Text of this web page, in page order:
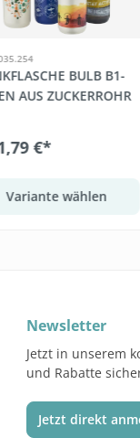
BULB B1-
AUS ZUCKERROHR
€*
Variante wählen
Newsletter
Jetzt in unserem
und Rabatte
Jetzt direkt